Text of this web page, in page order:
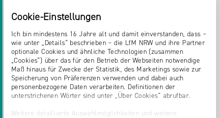
Cookie-Einstellungen
Ich bin mindestens 16 Jahre alt und damit einverstanden, dass –
wie unter „Details“ beschrieben – die LfM NRW und ihre Partner
optionale Cookies und ähnliche Technologien (zusammen
„Cookies“) über das für den Betrieb der Webseiten notwendige
Maß hinaus für Zwecke der Statistik, des Marketings sowie zur
Speicherung von Präferenzen verwenden und dabei auch
personenbezogene Daten verarbeiten. Definitionen der
unterstrichenen Wörter sind unter „Über Cookies“ abrufbar.
Weitere detaillierte Auswahlmöglichkeiten und weitere
Die Webseite ist ein gemeinschaftliches Projekt
der Landesanstalt für Medien NRW und des
Medienpädagogischen Forschungsverbundes
Südwest (mpfs). Die mecodia GmbH ist mit der
Projektleitung beauftragt.
Kontaktinformationen
Redaktion Handysektor - c/o mecodia
Florian Beutenmüller